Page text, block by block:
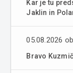
Kar je tu
Jaklin in
05.08.2026
Bravo Kuzmič